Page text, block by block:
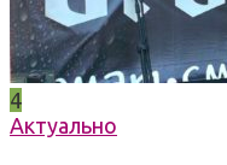
4
Актуально